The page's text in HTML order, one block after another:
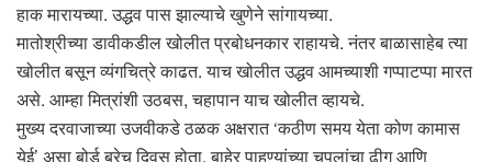
हाक मारायच्या. उद्धव पास झाल्याचे खुणेने सांगायच्या.
मातोश्रीच्या डावीकडील खोलीत प्रबोधनकार राहायचे. नंतर बाळासाहेब त्या
खोलीत बसून व्यंगचित्रे काढत. याच खोलीत उद्धव आमच्याशी गप्पाटप्पा मारत
असे. आम्हा मित्रांशी उठबस, चहापान याच खोलीत व्हायचे.
मुख्य दरवाजाच्या उजवीकडे ठळक अक्षरात ‘कठीण समय येता कोण कामास
येई’ असा बोर्ड बरेच दिवस होता. बाहेर पाहुण्यांच्या चपलांचा ढीग आणि